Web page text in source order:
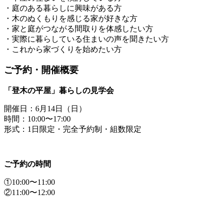
・庭のある暮らしに興味がある方
・木のぬくもりを感じる家が好きな方
・家と庭がつながる間取りを体感したい方
・実際に暮らしている住まいの声を聞きたい方
・これから家づくりを始めたい方
ご予約・開催概要
「登木の平屋」暮らしの見学会
開催日：6月14日（日）
時間：10:00〜17:00
形式：1日限定・完全予約制・組数限定
ご予約の時間
①10:00〜11:00
②11:00〜12:00